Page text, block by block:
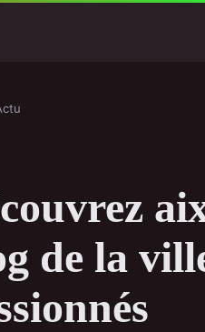
de la